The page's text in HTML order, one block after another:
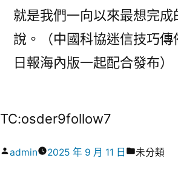
就是我們一向以來最想完成
說。（中國科協迷信技巧傳
日報海內版一起配合發布）
TC:osder9follow7
作
admin 2025 年 9 月 11 日
分
未分類